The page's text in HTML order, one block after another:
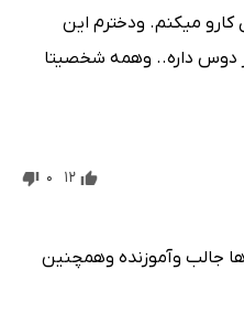
میکنم. ودخترم این
دوس داره.. وهمه شخصیتا
12
0
جالب وآموزنده وهمچنین